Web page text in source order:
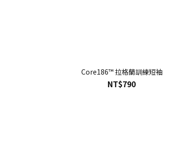
Core186™ 拉格蘭訓練短袖
NT$790